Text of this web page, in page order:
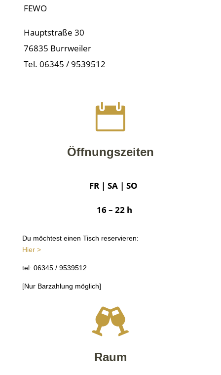
FEWO
Hauptstraße 30
76835 Burrweiler
Tel. 06345 / 9539512

Öffnungszeiten
FR | SA | SO
16 – 22 h
Du möchtest einen Tisch reservieren:
Hier >
tel: 06345 / 9539512
[Nur Barzahlung möglich]

Raum